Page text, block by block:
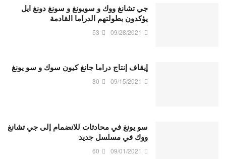
جي تشانغ ووك و سويونغ و سونغ دونغ ايل
يؤكدون بطولتهم الدراما القادمة
09/28/2021
53
إيقاف إنتاج دراما جانغ كيون سوك و سو يونغ
09/15/2021
30
سو يونغ في محادثات للانضمام إلى جي تشانغ
ووك في مسلسل جديد
09/01/2021
60